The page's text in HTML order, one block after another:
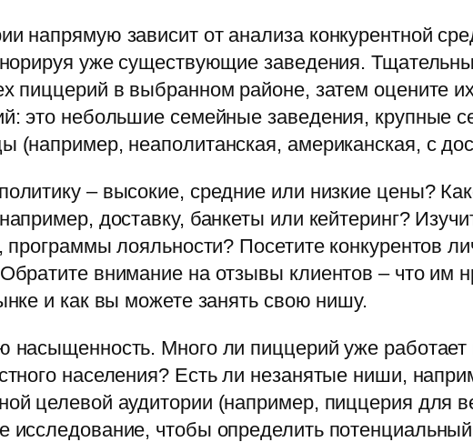
напрямую зависит от анализа конкурентной
уже существующие заведения.
пиццерий в выбранном районе, затем оцените
это небольшие семейные заведения, крупные
(например, неаполитанская, американская, с
– высокие, средние или низкие цены?
доставку, банкеты или кейтеринг?
программы лояльности? Посетите конкурентов
внимание на отзывы клиентов – что им
и как вы можете занять свою нишу.
насыщенность. Много ли пиццерий уже
населения? Есть ли незанятые ниши,
целевой аудитории (например, пиццерия для
исследование, чтобы определить